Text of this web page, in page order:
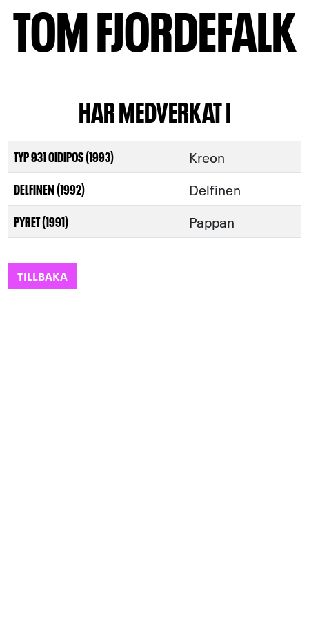
TOM FJORDEFALK
HAR MEDVERKAT I
TYP 931 OIDIPOS (1993) Kreon
DELFINEN (1992) Delfinen
PYRET (1991) Pappan
TILLBAKA